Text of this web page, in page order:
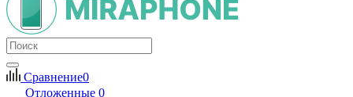
Сравнение0
Отложенные 0